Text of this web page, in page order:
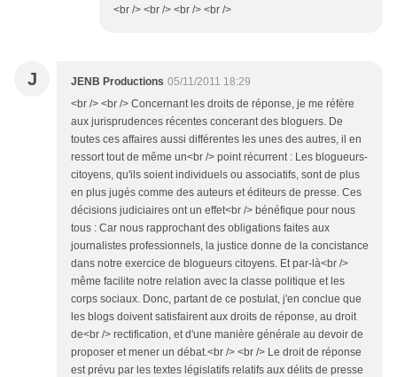
<br /> <br /> <br /> <br />
J JENB Productions 05/11/2011 18:29
<br /> <br /> Concernant les droits de réponse, je me réfère
aux jurisprudences récentes concerant des bloguers. De
toutes ces affaires aussi différentes les unes des autres, il en
ressort tout de même un<br /> point récurrent : Les blogueurs-
citoyens, qu'ils soient individuels ou associatifs, sont de plus
en plus jugés comme des auteurs et éditeurs de presse. Ces
décisions judiciaires ont un effet<br /> bénéfique pour nous
tous : Car nous rapprochant des obligations faites aux
journalistes professionnels, la justice donne de la concistance
dans notre exercice de blogueurs citoyens. Et par-là<br />
même facilite notre relation avec la classe politique et les
corps sociaux. Donc, partant de ce postulat, j'en conclue que
les blogs doivent satisfairent aux droits de réponse, au droit
de<br /> rectification, et d'une manière générale au devoir de
proposer et mener un débat.<br /> <br /> Le droit de réponse
est prévu par les textes législatifs relatifs aux délits de presse